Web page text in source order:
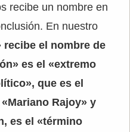
recibe un nombre en
En nuestro
recibe el nombre de
es el «extremo
que es el
Rajoy» y
es el «término